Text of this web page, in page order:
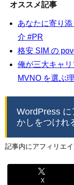
オススメ記事
あなたに寄り
介 #PR
格安 SIM の
俺が三大キャ
MVNO を選ぶ
WordPress
かしをつけれ
記事内にアフィリエ
X